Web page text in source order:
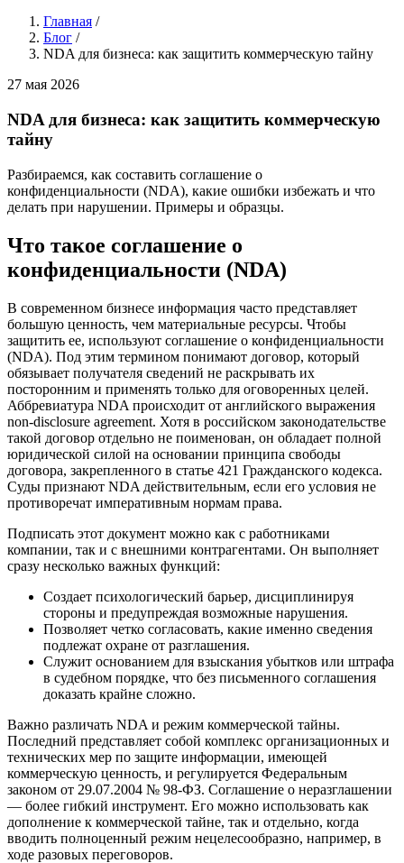
Главная /
Блог /
NDA для бизнеса: как защитить коммерческую тайну
27 мая 2026
NDA для бизнеса: как защитить коммерческую
тайну
Разбираемся, как составить соглашение о
конфиденциальности (NDA), какие ошибки избежать и что
делать при нарушении. Примеры и образцы.
Что такое соглашение о
конфиденциальности (NDA)
В современном бизнесе информация часто представляет
большую ценность, чем материальные ресурсы. Чтобы
защитить ее, используют соглашение о конфиденциальности
(NDA). Под этим термином понимают договор, который
обязывает получателя сведений не раскрывать их
посторонним и применять только для оговоренных целей.
Аббревиатура NDA происходит от английского выражения
non-disclosure agreement. Хотя в российском законодательстве
такой договор отдельно не поименован, он обладает полной
юридической силой на основании принципа свободы
договора, закрепленного в статье 421 Гражданского кодекса.
Суды признают NDA действительным, если его условия не
противоречат императивным нормам права.
Подписать этот документ можно как с работниками
компании, так и с внешними контрагентами. Он выполняет
сразу несколько важных функций:
Создает психологический барьер, дисциплинируя
стороны и предупреждая возможные нарушения.
Позволяет четко согласовать, какие именно сведения
подлежат охране от разглашения.
Служит основанием для взыскания убытков или штрафа
в судебном порядке, что без письменного соглашения
доказать крайне сложно.
Важно различать NDA и режим коммерческой тайны.
Последний представляет собой комплекс организационных и
технических мер по защите информации, имеющей
коммерческую ценность, и регулируется Федеральным
законом от 29.07.2004 № 98-ФЗ. Соглашение о неразглашении
— более гибкий инструмент. Его можно использовать как
дополнение к коммерческой тайне, так и отдельно, когда
вводить полноценный режим нецелесообразно, например, в
ходе разовых переговоров.